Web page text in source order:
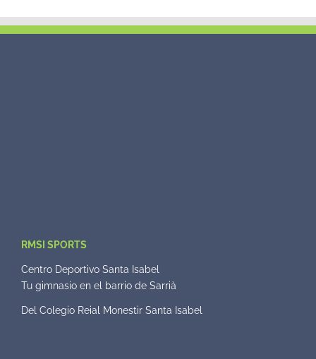
RMSI SPORTS
Centro Deportivo Santa Isabel
Tu gimnasio en el barrio de Sarrià
Del Colegio Reial Monestir Santa Isabel